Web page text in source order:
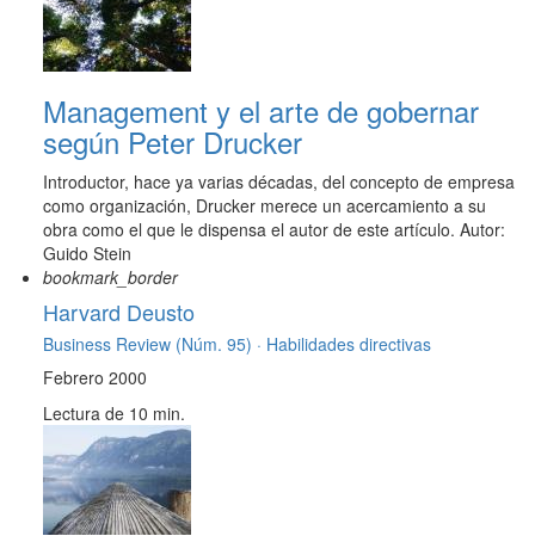
Management y el arte de gobernar
según Peter Drucker
Introductor, hace ya varias décadas, del concepto de empresa
como organización, Drucker merece un acercamiento a su
obra como el que le dispensa el autor de este artículo. Autor:
Guido Stein
bookmark_border
Harvard Deusto
Business Review (Núm. 95) · Habilidades directivas
Febrero 2000
Lectura de 10 min.